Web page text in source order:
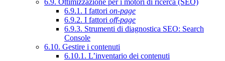
6.9. Ottimizzazione per i motori di ricerca (SEO)
6.9.1. I fattori on-page
6.9.2. I fattori off-page
6.9.3. Strumenti di diagnostica SEO: Search
Console
6.10. Gestire i contenuti
6.10.1. L’inventario dei contenuti